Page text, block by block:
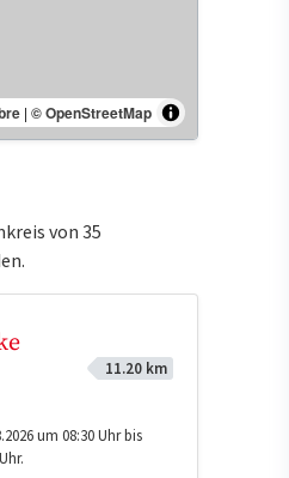
| © OpenStreetMap
von 35
11.20 km
um 08:30 Uhr bis